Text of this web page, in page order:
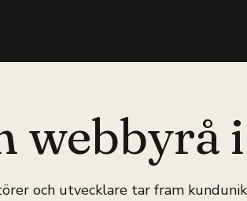
webbyrå
och utvecklare tar fram